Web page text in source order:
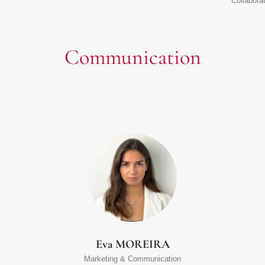
Communication
Eva MOREIRA
Marketing & Communication